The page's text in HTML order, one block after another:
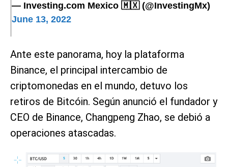
— Investing.com Mexico 🇲🇽 (@InvestingMx)
June 13, 2022
Ante este panorama, hoy la plataforma
Binance, el principal intercambio de
criptomonedas en el mundo, detuvo los
retiros de Bitcóin. Según anunció el fundador y
CEO de Binance, Changpeng Zhao, se debió a
operaciones atascadas.